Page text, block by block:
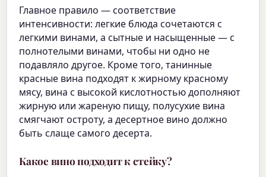
Главное правило — соответствие
интенсивности: легкие блюда сочетаются с
легкими винами, а сытные и насыщенные — с
полнотелыми винами, чтобы ни одно не
подавляло другое. Кроме того, танинные
красные вина подходят к жирному красному
мясу, вина с высокой кислотностью дополняют
жирную или жареную пищу, полусухие вина
смягчают остроту, а десертное вино должно
быть слаще самого десерта.
Какое вино подходит к стейку?